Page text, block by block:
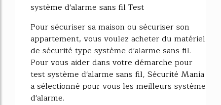
système d'alarme sans fil Test
Pour sécuriser sa maison ou sécuriser son
appartement, vous voulez acheter du matériel
de sécurité type système d'alarme sans fil.
Pour vous aider dans votre démarche pour
test système d'alarme sans fil, Sécurité Mania
a sélectionné pour vous les meilleurs système
d'alarme.